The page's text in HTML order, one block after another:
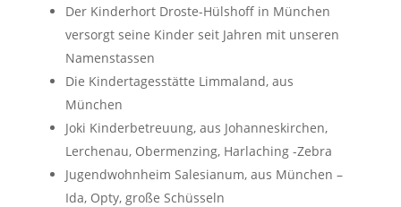
Der Kinderhort Droste-Hülshoff in München
versorgt seine Kinder seit Jahren mit unseren
Namenstassen
Die Kindertagesstätte Limmaland, aus
München
Joki Kinderbetreuung, aus Johanneskirchen,
Lerchenau, Obermenzing, Harlaching -Zebra
Jugendwohnheim Salesianum, aus München –
Ida, Opty, große Schüsseln